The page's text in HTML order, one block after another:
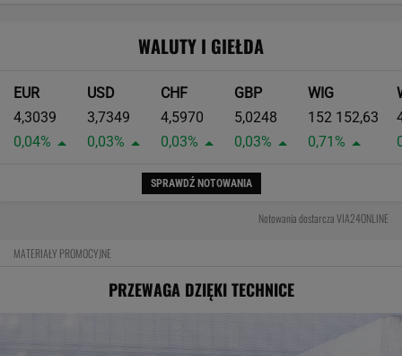
WALUTY I GIEŁDA
EUR
4,3039
0,04%
USD
3,7349
0,03%
CHF
4,5970
0,03%
GBP
5,0248
0,03%
WIG
152 152,63
0,71%
SPRAWDŹ NOTOWANIA
Notowania dostarcza VIA24ONLINE
MATERIAŁY PROMOCYJNE
PRZEWAGA DZIĘKI TECHNICE